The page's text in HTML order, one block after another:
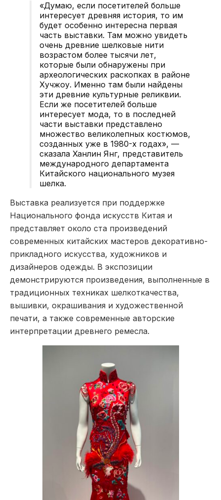
«Думаю, если посетителей больше
интересует древняя история, то им
будет особенно интересна первая
часть выставки. Там можно увидеть
очень древние шелковые нити
возрастом более тысячи лет,
которые были обнаружены при
археологических раскопках в районе
Хучжоу. Именно там были найдены
эти древние культурные реликвии.
Если же посетителей больше
интересует мода, то в последней
части выставки представлено
множество великолепных костюмов,
созданных уже в 1980-х годах», —
сказала Ханлин Янг, представитель
международного департамента
Китайского национального музея
шелка.
Выставка реализуется при поддержке
Национального фонда искусств Китая и
представляет около ста произведений
современных китайских мастеров декоративно-
прикладного искусства, художников и
дизайнеров одежды. В экспозиции
демонстрируются произведения, выполненные в
традиционных техниках шелкоткачества,
вышивки, окрашивания и художественной
печати, а также современные авторские
интерпретации древнего ремесла.